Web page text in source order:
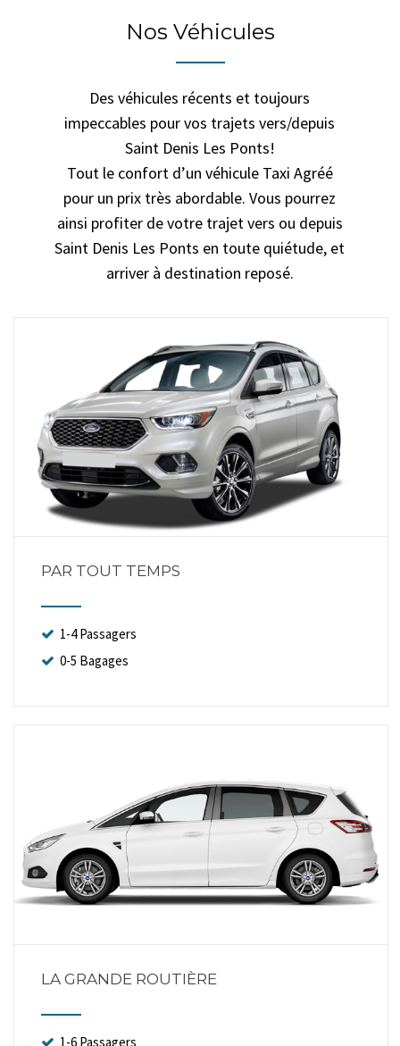
Nos Véhicules
Des véhicules récents et toujours
impeccables pour vos trajets vers/depuis
Saint Denis Les Ponts!
Tout le confort d’un véhicule Taxi Agréé
pour un prix très abordable. Vous pourrez
ainsi profiter de votre trajet vers ou depuis
Saint Denis Les Ponts en toute quiétude, et
arriver à destination reposé.
PAR TOUT TEMPS
1-4 Passagers
0-5 Bagages
LA GRANDE ROUTIÈRE
1-6 Passagers